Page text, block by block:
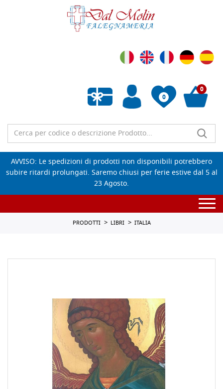
0
Wishlist vuota
0
AVVISO: Le spedizioni di prodotti non disponibili potrebbero
subire ritardi prolungati. Saremo chiusi per ferie estive dal 5 al
23 Agosto.
PRODOTTI LIBRI ITALIA